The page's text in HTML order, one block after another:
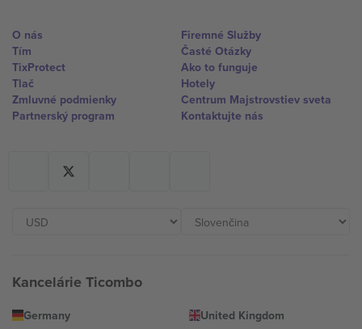
O nás
Tím
TixProtect
Tlač
Zmluvné podmienky
Partnerský program
Firemné Služby
Časté Otázky
Ako to funguje
Hotely
Centrum Majstrovstiev sveta
Kontaktujte nás
Kancelárie Ticombo
Germany
United Kingdom